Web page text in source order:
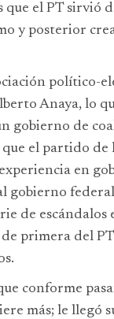
que el PT sirvió
y posterior
político-
Anaya, lo
gobierno de
que el partido de
en
gobierno
de escándalos
primera del
conforme
más; le llegó